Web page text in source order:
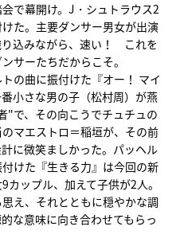
で幕開け。J・シュトラウス2
た。主要ダンサー男女が出演
り込みながら、速い！ これを
サーたちだからこそ。
の曲に振付けた『オー！ マイ
小さな男の子（松村周）が燕
で、その向こうでチュチュの
マエストロ＝稲垣が、その前
に微笑ましかった。パッヘル
けた『生きる力』は今回の新
ップル、加えて子供が2人。
え、それとともに穏やかな調
な意味に向き合わせてもらっ